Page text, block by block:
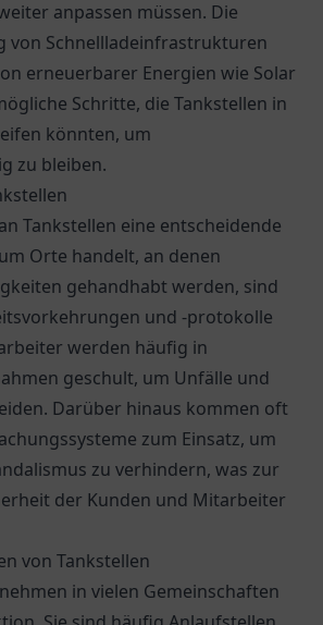
anpassen müssen. Die
von Schnellladeinfrastrukturen
erneuerbarer Energien wie Solar
Schritte, die Tankstellen in
könnten, um
zu bleiben.
Tankstellen eine entscheidende
Orte handelt, an denen
gehandhabt werden, sind
und -protokolle
werden häufig in
geschult, um Unfälle und
Darüber hinaus kommen oft
zum Einsatz, um
zu verhindern, was zur
der Kunden und Mitarbeiter
von Tankstellen
in vielen Gemeinschaften